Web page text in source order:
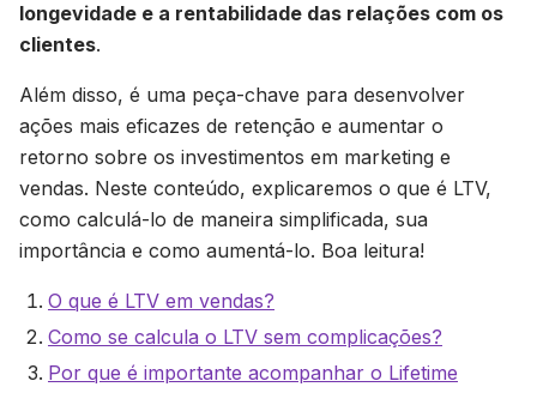
longevidade e a rentabilidade das relações com os
clientes.
Além disso, é uma peça-chave para desenvolver
ações mais eficazes de retenção e aumentar o
retorno sobre os investimentos em marketing e
vendas. Neste conteúdo, explicaremos o que é LTV,
como calculá-lo de maneira simplificada, sua
importância e como aumentá-lo. Boa leitura!
O que é LTV em vendas?
Como se calcula o LTV sem complicações?
Por que é importante acompanhar o Lifetime